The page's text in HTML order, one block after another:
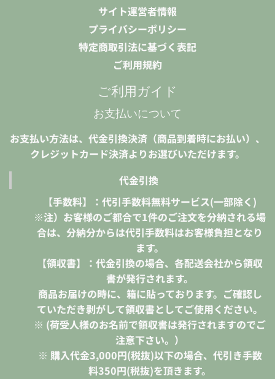
サイト運営者情報
プライバシーポリシー
特定商取引法に基づく表記
ご利用規約
ご利用ガイド
お支払いについて
お支払い方法は、代金引換決済（商品到着時にお払い）、
クレジットカード決済よりお選びいただけます。
代金引換
【手数料】：代引手数料無料サービス(一部除く)
※注）お客様のご都合で1件のご注文を分納される場
合は、分納分からは代引手数料はお客様負担となり
ます。
【領収書】：代金引換の場合、各配送会社から領収
書が発行されます。
商品お届けの時に、箱に貼っております。ご確認し
ていただき剥がして領収書としてご使用ください。
※ (荷受人様のお名前で領収書は発行されますのでご
注意下さい。）
※ 購入代金3,000円(税抜)以下の場合、代引き手数
料350円(税抜)を頂きます。